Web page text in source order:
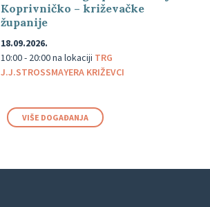
Koprivničko – križevačke
županije
18.09.2026.
10:00 - 20:00na lokaciji TRG
J.J.STROSSMAYERA KRIŽEVCI
VIŠE DOGAĐANJA